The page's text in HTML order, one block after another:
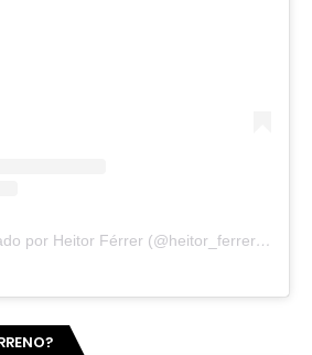
Um post compartilhado por Heitor Férrer (@heitor_ferrer77)